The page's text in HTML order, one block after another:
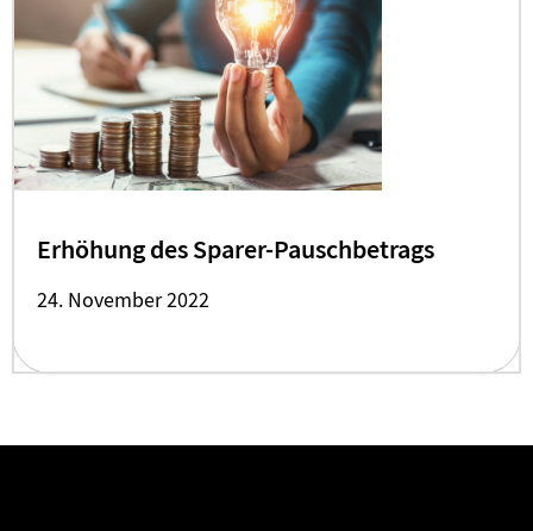
Erhöhung des Sparer-Pauschbetrags
24. November 2022